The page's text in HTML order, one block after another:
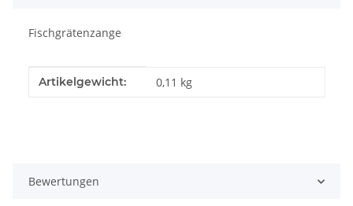
Fischgrätenzange
Produkteigenschaft
Wert
Artikelgewicht: 0,11 kg
Bewertungen